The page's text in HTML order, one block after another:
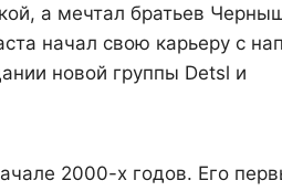
а мечтал братьев
начал свою карьеру с
новой группы Detsl и
2000-х годов. Его